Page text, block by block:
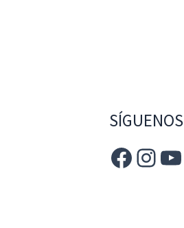
SÍGUENOS